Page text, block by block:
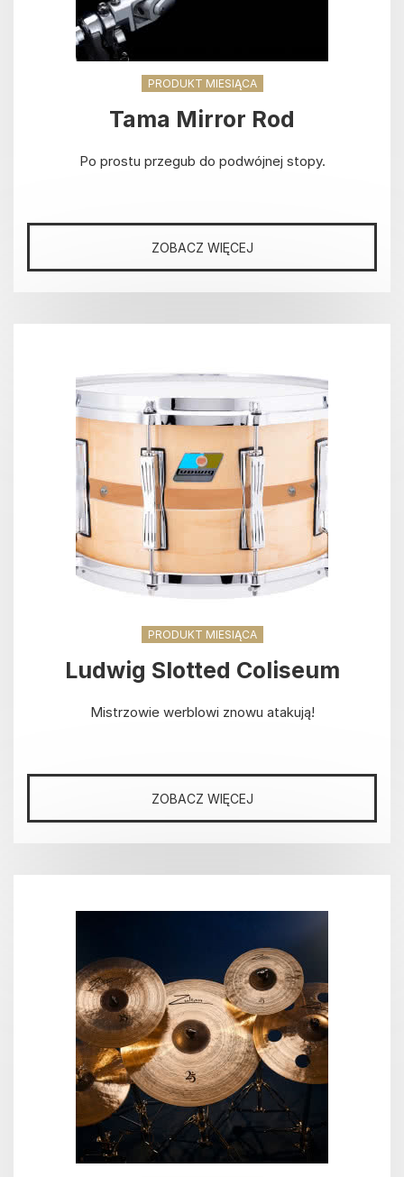
PRODUKT MIESIĄCA
Tama Mirror Rod
Po prostu przegub do podwójnej stopy.
ZOBACZ WIĘCEJ
PRODUKT MIESIĄCA
Ludwig Slotted Coliseum
Mistrzowie werblowi znowu atakują!
ZOBACZ WIĘCEJ